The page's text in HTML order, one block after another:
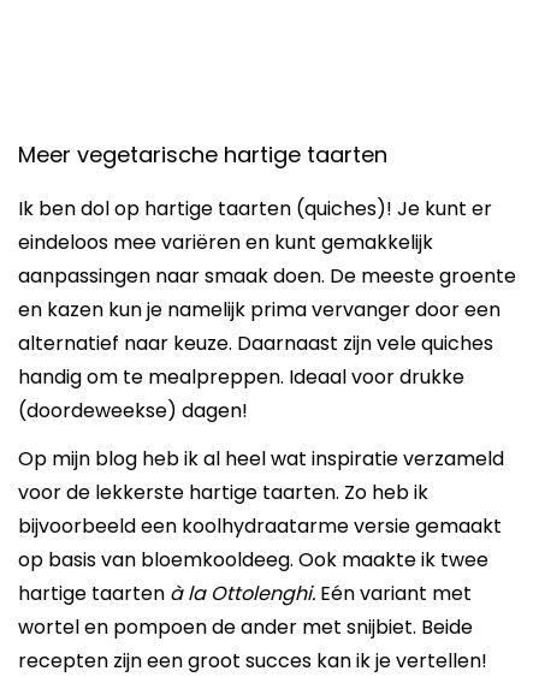
Meer vegetarische hartige taarten
Ik ben dol op hartige taarten (quiches)! Je kunt er
eindeloos mee variëren en kunt gemakkelijk
aanpassingen naar smaak doen. De meeste groente
en kazen kun je namelijk prima vervanger door een
alternatief naar keuze. Daarnaast zijn vele quiches
handig om te mealpreppen. Ideaal voor drukke
(doordeweekse) dagen!
Op mijn blog heb ik al heel wat inspiratie verzameld
voor de lekkerste hartige taarten. Zo heb ik
bijvoorbeeld een koolhydraatarme versie gemaakt
op basis van bloemkooldeeg. Ook maakte ik twee
hartige taarten à la Ottolenghi. Eén variant met
wortel en pompoen de ander met snijbiet. Beide
recepten zijn een groot succes kan ik je vertellen!